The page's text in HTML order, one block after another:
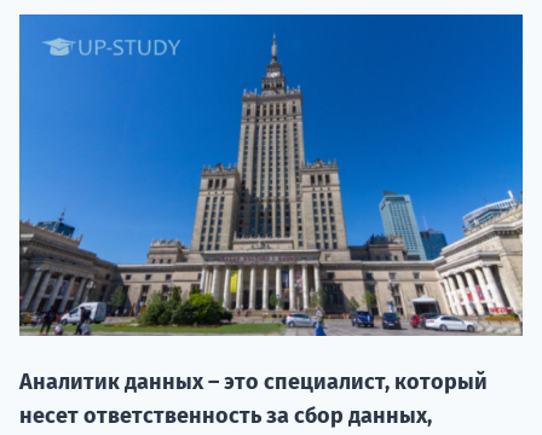
Аналитик данных – это специалист, который
несет ответственность за сбор данных,
НАБОР